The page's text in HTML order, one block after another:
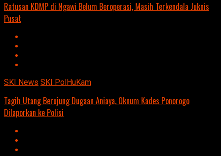
Ratusan KDMP di Ngawi Belum Beroperasi, Masih Terkendala Juknis
Pusat
SKI News SKI PolHuKam
Tagih Utang Berujung Dugaan Aniaya, Oknum Kades Ponorogo
Dilaporkan ke Polisi